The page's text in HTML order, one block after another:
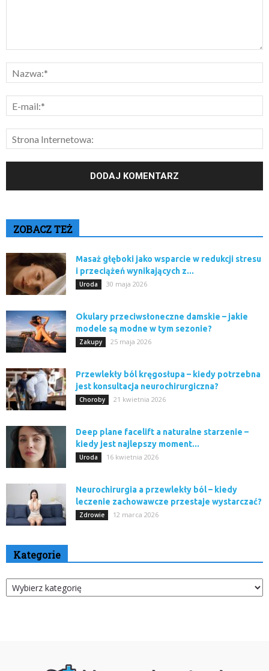
ZOBACZ TEŻ
Masaż głęboki jako wsparcie w redukcji stresu
i przeciążeń wynikających z...
Uroda 30 maja 2026
Okulary przeciwsłoneczne damskie – jakie
modele są modne w tym sezonie?
Zakupy 25 maja 2026
Przewlekły ból kręgosłupa – kiedy potrzebna
jest konsultacja neurochirurgiczna?
Choroby 21 kwietnia 2026
Deep plane facelift a naturalne starzenie –
kiedy jest najlepszy moment...
Uroda 16 kwietnia 2026
Neurochirurgia a przewlekły ból – kiedy
leczenie zachowawcze przestaje wystarczać?
Zdrowie 12 marca 2026
Kategorie
Kategorie